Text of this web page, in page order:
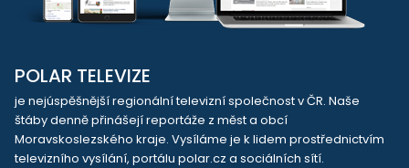
POLAR TELEVIZE
je nejúspěšnější regionální televizní společnost v ČR. Naše
štáby denně přinášejí reportáže z měst a obcí
Moravskoslezského kraje. Vysíláme je k lidem prostřednictvím
televizního vysílání, portálu polar.cz a sociálních sítí.